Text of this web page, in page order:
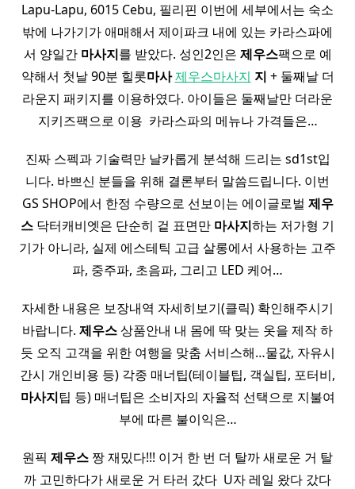
Lapu-Lapu, 6015 Cebu, 필리핀 이번에 세부에서는 숙소
밖에 나가기가 애매해서 제이파크 내에 있는 카라스파에
서 양일간 마사지를 받았다. 성인2인은 제우스팩으로 예
약해서 첫날 90분 힐롯마사제우스마사지 지 + 둘째날 더
라운지 패키지를 이용하였다. 아이들은 둘째날만 더라운
지키즈팩으로 이용 ​ 카라스파의 메뉴나 가격들은…
진짜 스펙과 기술력만 날카롭게 분석해 드리는 sd1st입
니다. 바쁘신 분들을 위해 결론부터 말씀드립니다. 이번
GS SHOP에서 한정 수량으로 선보이는 에이글로벌 제우
스 닥터캐비엣은 단순히 겉 표면만 마사지하는 저가형 기
기가 아니라, 실제 에스테틱 고급 살롱에서 사용하는 고주
파, 중주파, 초음파, 그리고 LED 케어…
자세한 내용은 보장내역 자세히보기(클릭) 확인해주시기
바랍니다. 제우스상품안내 내 몸에 딱 맞는 옷을 제작 하
듯 오직 고객을 위한 여행을 맞춤 서비스해…물값, 자유시
간시 개인비용 등) 각종 매너팁(테이블팁, 객실팁, 포터비,
마사지팁 등) 매너팁은 소비자의 자율적 선택으로 지불여
부에 따른 불이익은…
원픽 제우스 짱 재밌다!!! 이거 한 번 더 탈까 새로운 거 탈
까 고민하다가 새로운 거 타러 갔다 ​ U자 레일 왔다 갔다